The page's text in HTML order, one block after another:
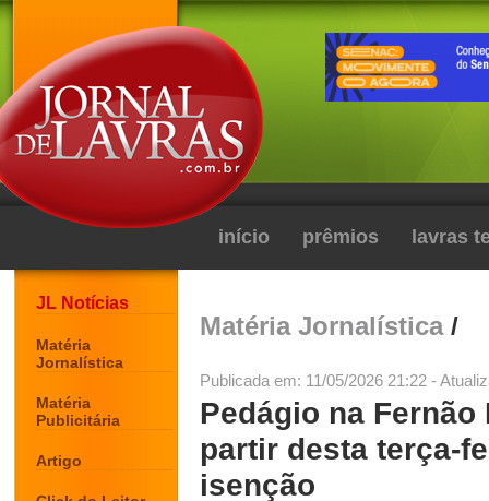
início prêmios lavras
JL Notícias
Matéria
Jornalística
Matéria
Publicitária
Artigo
Matéria Jornalística/
Publicada em: 11/05/2026 21:22 -
Pedágio na Fernão
partir desta terça-
isenção